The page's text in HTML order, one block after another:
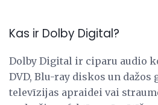
Kas ir Dolby Digital?
Dolby Digital ir ciparu audio
DVD, Blu-ray diskos un dažos
televīzijas apraidei vai